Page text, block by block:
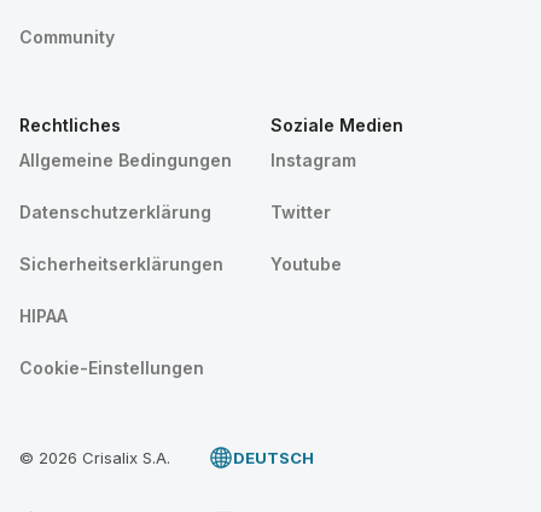
Community
Rechtliches
Allgemeine Bedingungen
Datenschutzerklärung
Sicherheitserklärungen
HIPAA
Cookie-Einstellungen
Soziale Medien
Instagram
Twitter
Youtube
© 2026 Crisalix S.A. DEUTSCH